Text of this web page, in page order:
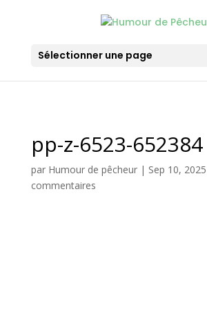
Sélectionner une page
pp-z-6523-652384
par Humour de pêcheur| Sep 10, 2025
commentaires